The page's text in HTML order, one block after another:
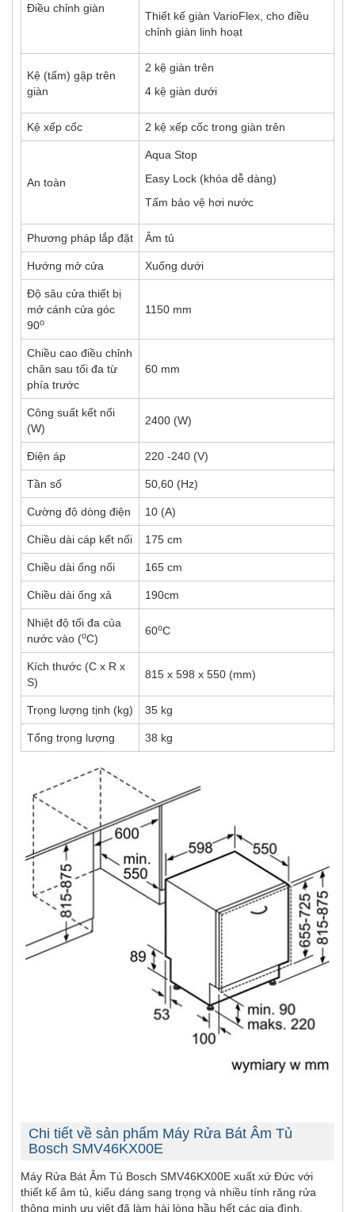
Điều chỉnh giàn
Thiết kế giàn VarioFlex, cho điều
chỉnh giàn linh hoạt
Kệ (tấm) gập trên
giàn
2 kệ giàn trên
4 kệ giàn dưới
Kệ xếp cốc 2 kệ xếp cốc trong giàn trên
An toàn
Aqua Stop
Easy Lock (khóa dễ dàng)
Tấm bảo vệ hơi nước
Phương pháp lắp đặt Âm tủ
Hướng mở cửa Xuống dưới
Độ sâu cửa thiết bị
mở cánh cửa góc
90o
1150 mm
Chiều cao điều chỉnh
chân sau tối đa từ
phía trước
60 mm
Công suất kết nối
(W)
2400 (W)
Điện áp 220 -240 (V)
Tần số 50,60 (Hz)
Cường độ dòng điện 10 (A)
Chiều dài cáp kết nối 175 cm
Chiều dài ống nối 165 cm
Chiều dài ống xả 190cm
Nhiệt độ tối đa của
nước vào (oC)
60oC
Kích thước (C x R x
S)
815 x 598 x 550 (mm)
Trọng lượng tịnh (kg) 35 kg
Tổng trọng lượng 38 kg
Chi tiết về sản phẩm Máy Rửa Bát Âm Tủ
Bosch SMV46KX00E
Máy Rửa Bát Âm Tủ Bosch SMV46KX00E xuất xứ Đức với
thiết kế âm tủ, kiểu dáng sang trọng và nhiều tính răng rửa
thông minh ưu việt đã làm hài lòng hầu hết các gia đình.